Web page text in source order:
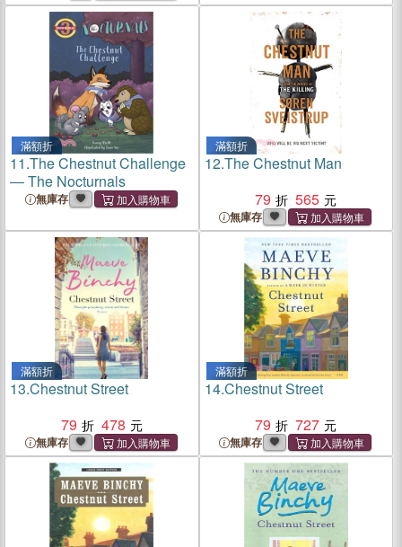
滿額折
11.The Chestnut Challenge
― The Nocturnals
無庫存
滿額折
12.The Chestnut Man
79
565
無庫存
滿額折
13.Chestnut Street
79
478
無庫存
滿額折
14.Chestnut Street
79
727
無庫存